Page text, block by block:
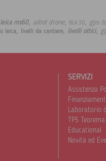
ms60, aibot drone, BLK 3D, gps
leica, livelli da cantiere, livelli ottici,
SERVIZI
Assistenza
Laboratorio
TPS
Educational
Novità ed